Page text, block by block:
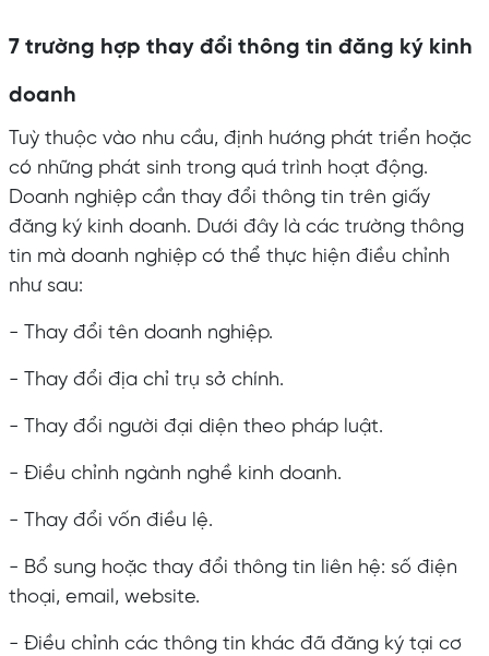
7 trường hợp thay đổi thông tin đăng ký kinh
doanh
Tuỳ thuộc vào nhu cầu, định hướng phát triển hoặc
có những phát sinh trong quá trình hoạt động.
Doanh nghiệp cần thay đổi thông tin trên giấy
đăng ký kinh doanh. Dưới đây là các trường thông
tin mà doanh nghiệp có thể thực hiện điều chỉnh
như sau:
- Thay đổi tên doanh nghiệp.
- Thay đổi địa chỉ trụ sở chính.
- Thay đổi người đại diện theo pháp luật.
- Điều chỉnh ngành nghề kinh doanh.
- Thay đổi vốn điều lệ.
- Bổ sung hoặc thay đổi thông tin liên hệ: số điện
thoại, email, website.
- Điều chỉnh các thông tin khác đã đăng ký tại cơ